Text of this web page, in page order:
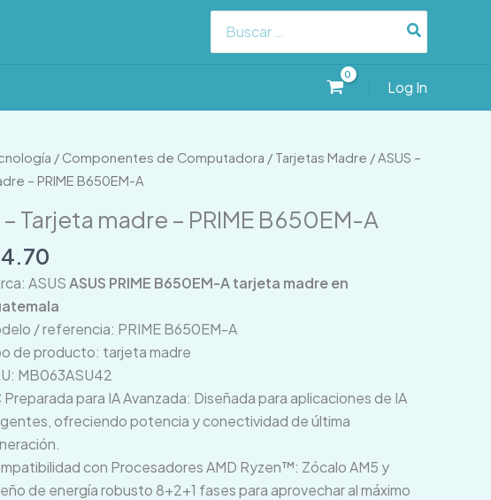
for:
Log In
/ Componentes de Computadora / Tarjetas Madre / ASUS –
– PRIME B650EM-A
– Tarjeta madre – PRIME B650EM-A
ASUSASUS PRIME B650EM-A tarjeta madre en
/ referencia: PRIME B650EM-A
de producto: tarjeta madre
MB063ASU42
Preparada para IA Avanzada: Diseñada para aplicaciones de IA
ofreciendo potencia y conectividad de última
con Procesadores AMD Ryzen™: Zócalo AM5 y
de energía robusto 8+2+1 fases para aprovechar al máximo